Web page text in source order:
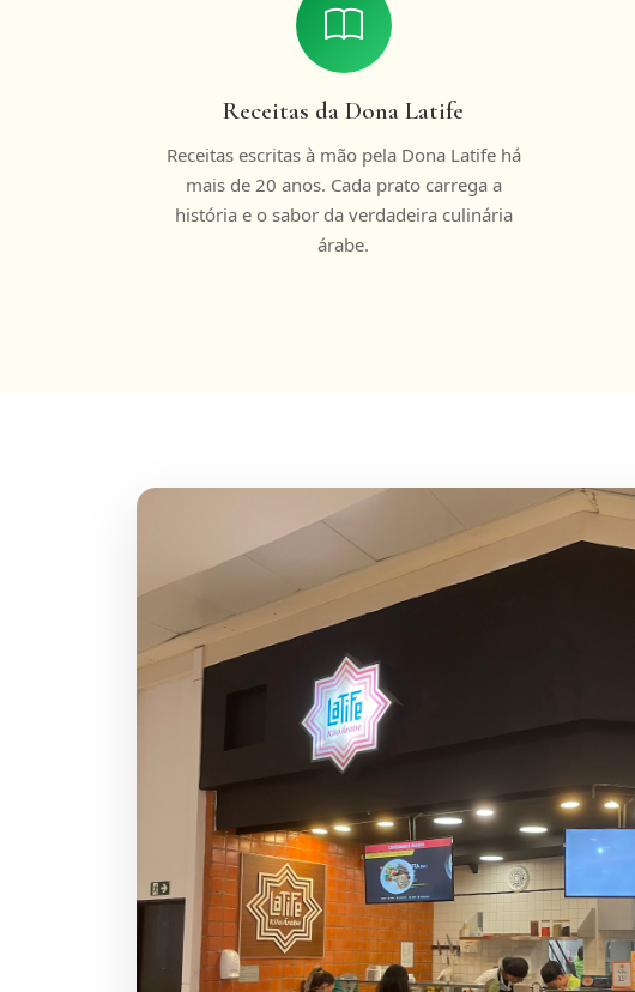
Receitas da Dona Latife
Receitas escritas à mão pela Dona Latife há
mais de 20 anos. Cada prato carrega a
história e o sabor da verdadeira culinária
árabe.